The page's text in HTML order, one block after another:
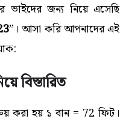
ভাইদের জন্য নিয়ে এসেছি
”। আসা করি আপনাদের এই
বিস্তারিত
করা হয় ১ বান = 72 ফিট।